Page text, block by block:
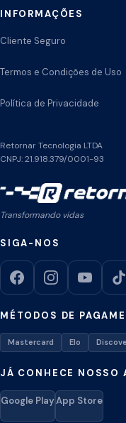
INFORMAÇÕES
Cliente Seguro
Termos e Condições de Uso
Política de Privacidade
Retornar Tecnologia LTDA
CNPJ: 21.918.379/0001-93
Transformando vidas
SIGA-NOS
MÉTODOS DE
Mastercard Elo
JÁ CONHECE NOSSO
Google PlayApp Store